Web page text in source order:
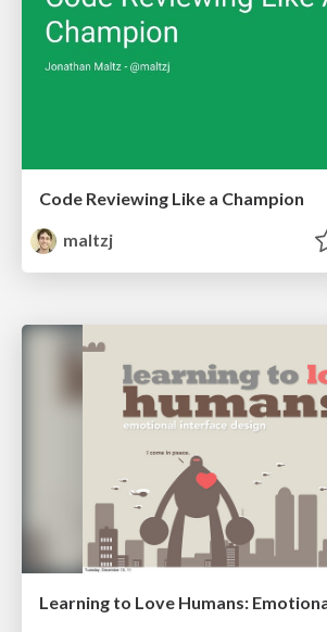
Code Reviewing Like a Champion
maltzj